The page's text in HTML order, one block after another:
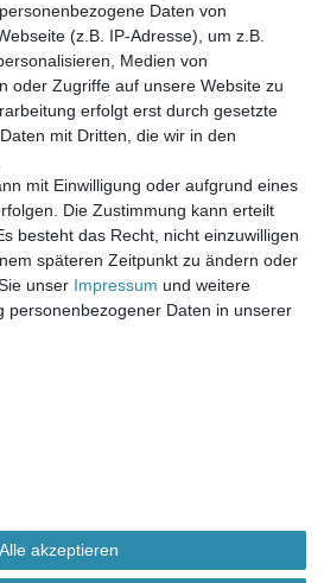
- 18.00 Uhr, Mittwoch Ruhetag,
Uhr, Freitag 8.00 - 14.00 Uhr
38
Mehrwertsteuer und
. * Pflichtfeld
Daten von
(z.B. IP-Adresse), um z.B.
Medien von
oder Zugriffe auf unsere Website zu
erfolgt erst durch gesetzte
mit Dritten, die wir in den
mit Einwilligung oder aufgrund eines
Die Zustimmung kann erteilt
besteht das Recht, nicht einzuwilligen
späteren Zeitpunkt zu ändern oder
unser Impressum und weitere
personenbezogener Daten in unserer
Alle akzeptieren